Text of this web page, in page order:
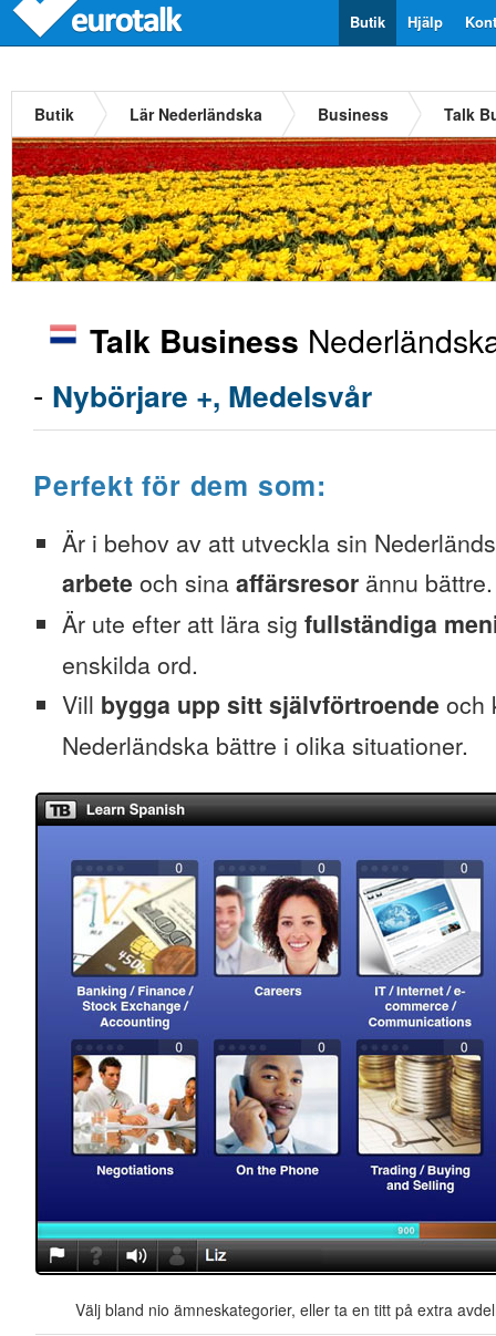
Hjälp
Butik
Butik Lär Nederländska Business Talk
Talk Business
- Nybörjare +, Medelsvår
Perfekt för dem som:
Är i behov av att utveckla sin
arbete och sina affärsresor ännu bättre.
Är ute efter att lära sig fullständiga
enskilda ord.
Vill bygga upp sitt självförtroende och
Nederländska bättre i olika situationer.
Välj bland nio ämneskategorier, eller ta en titt på extra